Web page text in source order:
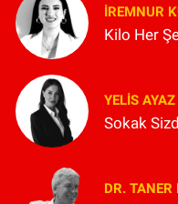
İREMNUR
Kilo Her
YELIS AYAZ
Sokak
DR. TANER